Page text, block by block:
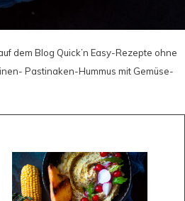
dem Blog Quick’n Easy-Rezepte ohne
Pastinaken-Hummus mit Gemüse-